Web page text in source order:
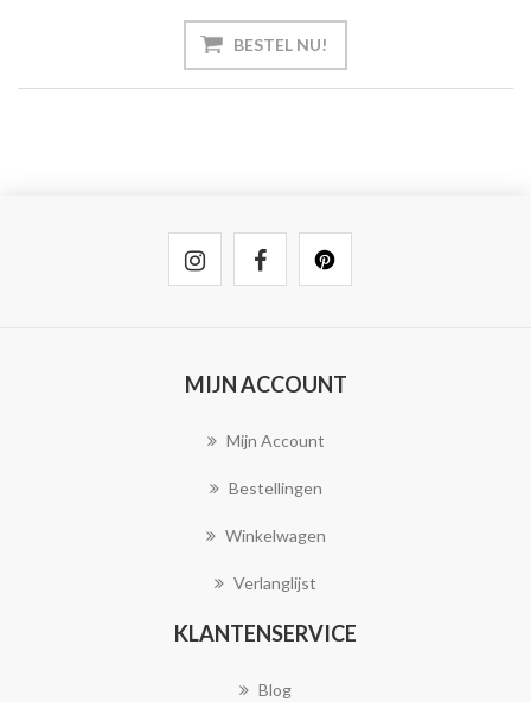
BESTEL NU!
MIJN ACCOUNT
Mijn Account
Bestellingen
Winkelwagen
Verlanglijst
KLANTENSERVICE
Blog